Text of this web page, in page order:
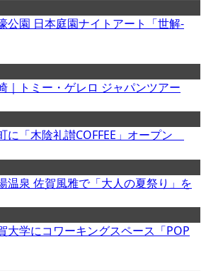
公園 日本庭園ナイトアート「世解-
｜トミー・ゲレロ ジャパンツアー
に「木陰礼讃COFFEE」オープン
温泉 佐賀風雅で「大人の夏祭り」を
大学にコワーキングスペース「POP